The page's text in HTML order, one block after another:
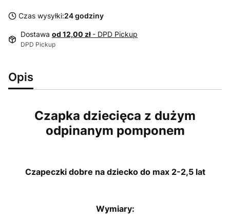
Czas wysyłki:24 godziny
Dostawa od 12,00 zł - DPD Pickup
DPD Pickup
Opis
Czapka dziecięca z dużym
odpinanym pomponem
Czapeczki dobre na dziecko do max 2-2,5 lat
Wymiary: